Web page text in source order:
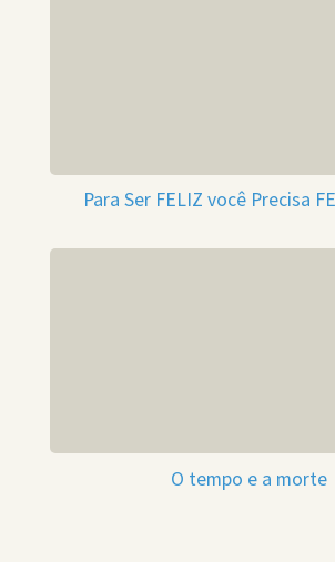
Para Ser FELIZ você Precisa
O tempo e a morte